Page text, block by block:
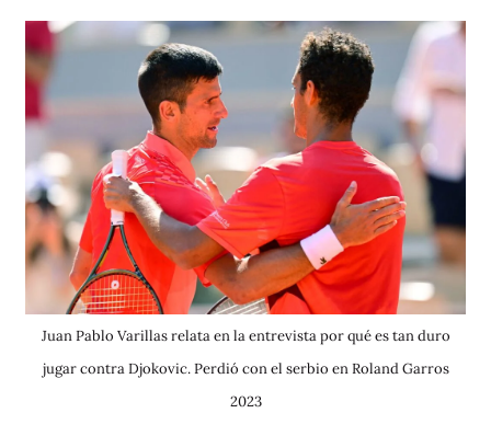
Juan Pablo Varillas relata en la entrevista por qué es tan duro
jugar contra Djokovic. Perdió con el serbio en Roland Garros
2023